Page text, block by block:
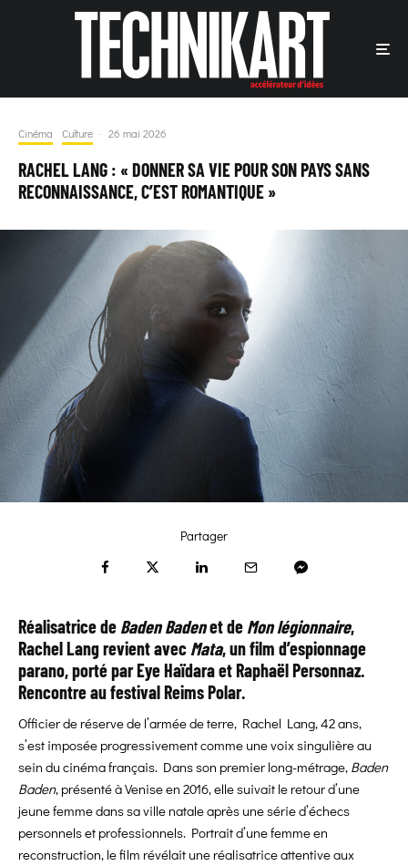
Cinéma Culture · 26 mai 2026
RACHEL LANG : « DONNER SA VIE POUR SON PAYS SANS
RECONNAISSANCE, C’EST ROMANTIQUE »
Partager
Réalisatrice de Baden Badenet de Mon légionnaire,
Rachel Lang revient avec Mata, un film d’espionnage
parano, porté par Eye Haïdara et Raphaël Personnaz.
Rencontre au festival Reims Polar.
Officier de réserve de l’armée de terre, Rachel Lang, 42 ans,
s’est imposée progressivement comme une voix singulière au
sein du cinéma français. Dans son premier long-métrage, Baden
Baden, présenté à Venise en 2016, elle suivait le retour d’une
jeune femme dans sa ville natale après une série d’échecs
personnels et professionnels. Portrait d’une femme en
reconstruction, le film révélait une réalisatrice attentive aux